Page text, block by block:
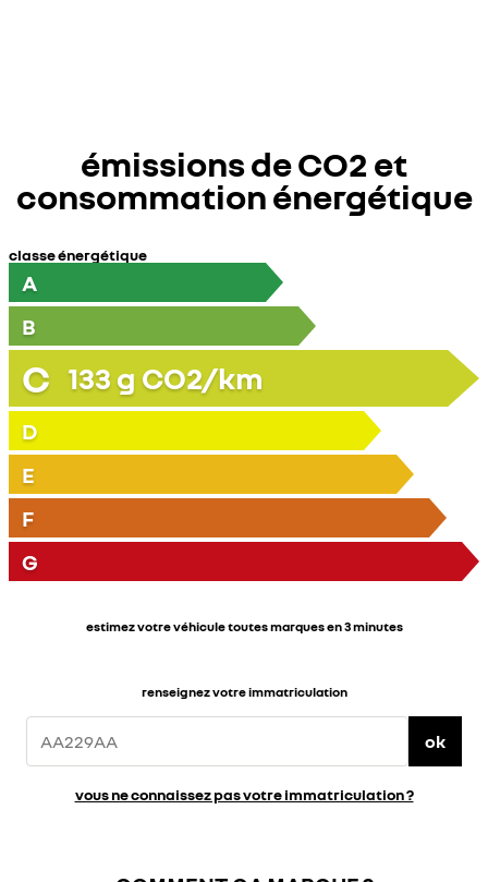
émissions de CO2 et
consommation énergétique
classe énergétique
A
B
C 133 g CO2/km
D
E
F
G
estimez votre véhicule toutes marques en 3 minutes
renseignez votre immatriculation
ok
vous ne connaissez pas votre immatriculation ?